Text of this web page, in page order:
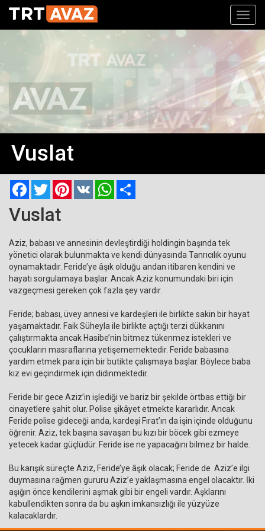
Vuslat
FacebookTwitterPinterest
VK WhatsApp
Vuslat
Aziz, babası ve annesinin devleştirdiği holdingin başında tek
yönetici olarak bulunmakta ve kendi dünyasında Tanrıcılık oyunu
oynamaktadır. Feride’ye âşık olduğu andan itibaren kendini ve
hayatı sorgulamaya başlar. Ancak Aziz konumundaki biri için
vazgeçmesi gereken çok fazla şey vardır.
Feride; babası, üvey annesi ve kardeşleri ile birlikte sakin bir hayat
yaşamaktadır. Faik Süheyla ile birlikte açtığı terzi dükkanını
çalıştırmakta ancak Hasibe’nin bitmez tükenmez istekleri ve
çocukların masraflarına yetişememektedir. Feride babasına
yardım etmek para için bir butikte çalışmaya başlar. Böylece baba
kız evi geçindirmek için didinmektedir.
Feride bir gece Aziz’in işlediği ve bariz bir şekilde örtbas ettiği bir
cinayetlere şahit olur. Polise şikâyet etmekte kararlıdır. Ancak
Feride polise gideceği anda, kardeşi Fırat’ın da işin içinde olduğunu
öğrenir. Aziz, tek başına savaşan bu kızı bir böcek gibi ezmeye
yetecek kadar güçlüdür. Feride ise ne yapacağını bilmez bir halde.
Bu karışık süreçte Aziz, Feride’ye âşık olacak; Feride de Aziz’e ilgi
duymasına rağmen gururu Aziz’e yaklaşmasına engel olacaktır. İki
aşığın önce kendilerini aşmak gibi bir engeli vardır. Aşklarını
kabullendikten sonra da bu aşkın imkansızlığı ile yüzyüze
kalacaklardır.